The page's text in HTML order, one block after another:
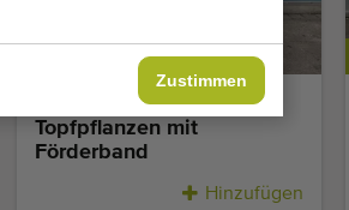
Zustimmen
Javo Transferroboter für
Topfpflanzen mit
Förderband
Hinzufügen